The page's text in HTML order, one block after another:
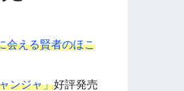
会える賢者のほこ
ンジャ」好評発売